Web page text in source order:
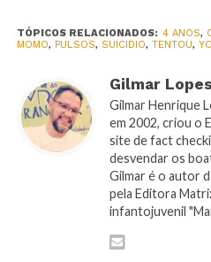
TÓPICOS RELACIONADOS: 4 ANOS,
MOMO, PULSOS, SUICIDIO, TENTOU,
Gilmar Lopes
Gilmar Henrique
em 2002, criou o
site de fact
desvendar os
Gilmar é o autor
pela Editora
infantojuvenil